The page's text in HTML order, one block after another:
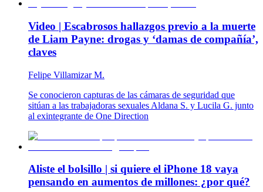
Video | Escabrosos hallazgos previo a la muerte
de Liam Payne: drogas y ‘damas de compañía’,
claves
Felipe Villamizar M.
Se conocieron capturas de las cámaras de seguridad que
sitúan a las trabajadoras sexuales Aldana S. y Lucila G. junto
al exintegrante de One Direction
Aliste el bolsillo | si quiere el iPhone 18 vaya
pensando en aumentos de millones: ¿por qué?